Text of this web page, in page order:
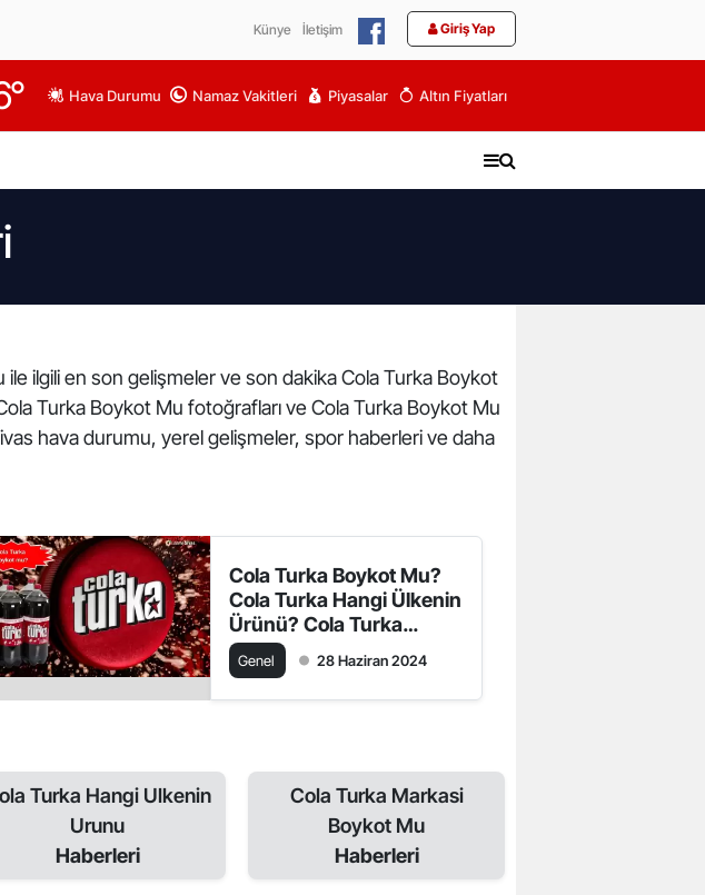
Künye İletişim Giriş Yap
° Hava Durumu Namaz Vakitleri Piyasalar Altın Fiyatları
ilgili en son gelişmeler ve son dakika Cola Turka Boykot
Turka Boykot Mu fotoğrafları ve Cola Turka Boykot Mu
hava durumu, yerel gelişmeler, spor haberleri ve daha
Cola Turka Boykot Mu?
Cola Turka Hangi Ülkenin
Ürünü? Cola Turka
İsrail’in Ürünü Mü?
Genel 28 Haziran 2024
Turka Hangi Ulkenin
Urunu
Haberleri
Cola Turka Markasi
Boykot Mu
Haberleri